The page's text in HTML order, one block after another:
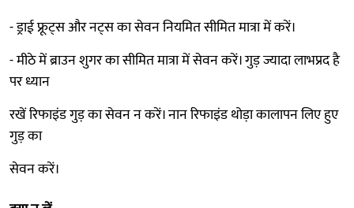
- ड्राई फ्रूट्स और नट्स का सेवन नियमित सीमित मात्रा में करें।
- मीठे में ब्राउन शुगर का सीमित मात्रा में सेवन करें। गुड़ ज्यादा लाभप्रद है
पर ध्यान
रखें रिफाइंड गुड़ का सेवन न करें। नान रिफाइंड थोड़ा कालापन लिए हुए
गुड़ का
सेवन करें।